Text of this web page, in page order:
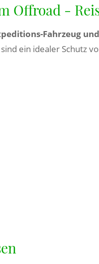
Offroad -
Fahrzeug
ein idealer Schutz